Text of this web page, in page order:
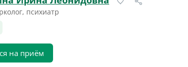
психиатр
на приём